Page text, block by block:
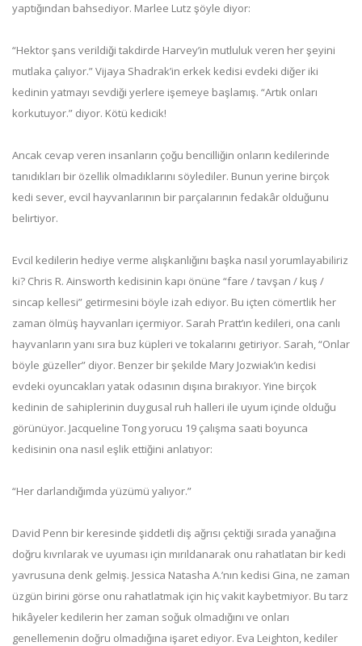
yaptığından bahsediyor. Marlee Lutz şöyle diyor:
“Hektor şans verildiği takdirde Harvey’in mutluluk veren her şeyini
mutlaka çalıyor.” Vijaya Shadrak’in erkek kedisi evdeki diğer iki
kedinin yatmayı sevdiği yerlere işemeye başlamış. “Artık onları
korkutuyor.” diyor. Kötü kedicik!
Ancak cevap veren insanların çoğu bencilliğin onların kedilerinde
tanıdıkları bir özellik olmadıklarını söylediler. Bunun yerine birçok
kedi sever, evcil hayvanlarının bir parçalarının fedakâr olduğunu
belirtiyor.
Evcil kedilerin hediye verme alışkanlığını başka nasıl yorumlayabiliriz
ki? Chris R. Ainsworth kedisinin kapı önüne “fare / tavşan / kuş /
sincap kellesi” getirmesini böyle izah ediyor. Bu içten cömertlik her
zaman ölmüş hayvanları içermiyor. Sarah Pratt’ın kedileri, ona canlı
hayvanların yanı sıra buz küpleri ve tokalarını getiriyor. Sarah, “Onlar
böyle güzeller” diyor. Benzer bir şekilde Mary Jozwiak’ın kedisi
evdeki oyuncakları yatak odasının dışına bırakıyor. Yine birçok
kedinin de sahiplerinin duygusal ruh halleri ile uyum içinde olduğu
görünüyor. Jacqueline Tong yorucu 19 çalışma saati boyunca
kedisinin ona nasıl eşlik ettiğini anlatıyor:
“Her darlandığımda yüzümü yalıyor.”
David Penn bir keresinde şiddetli diş ağrısı çektiği sırada yanağına
doğru kıvrılarak ve uyuması için mırıldanarak onu rahatlatan bir kedi
yavrusuna denk gelmiş. Jessica Natasha A.’nın kedisi Gina, ne zaman
üzgün birini görse onu rahatlatmak için hiç vakit kaybetmiyor. Bu tarz
hikâyeler kedilerin her zaman soğuk olmadığını ve onları
genellemenin doğru olmadığına işaret ediyor. Eva Leighton, kediler